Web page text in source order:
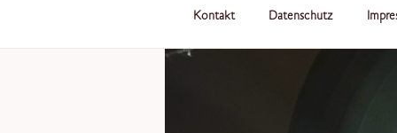
Kontakt Datenschutz